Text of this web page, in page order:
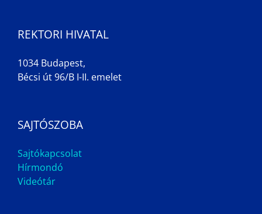
REKTORI HIVATAL
1034 Budapest,
Bécsi út 96/B I-II. emelet
SAJTÓSZOBA
Sajtókapcsolat
Hírmondó
Videótár